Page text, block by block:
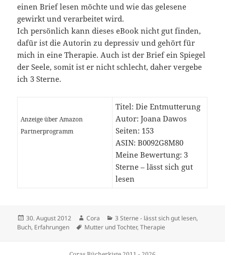
einen Brief lesen möchte und wie das gelesene
gewirkt und verarbeitet wird.
Ich persönlich kann dieses eBook nicht gut finden,
dafür ist die Autorin zu depressiv und gehört für
mich in eine Therapie. Auch ist der Brief ein Spiegel
der Seele, somit ist er nicht schlecht, daher vergebe
ich 3 Sterne.
Anzeige über Amazon
Partnerprogramm
Titel: Die Entmutterung
Autor: Joana Dawos
Seiten: 153
ASIN: B0092G8M80
Meine Bewertung: 3
Sterne – lässt sich gut
lesen
Veröffentlicht
am
30. August 2012 Autor
Cora Kategorien
3 Sterne - lässt sich gut lesen,
Buch, Erfahrungen Schlagwörter
Mutter und Tochter,Therapie